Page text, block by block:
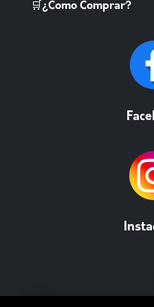
🛒¿Como Comprar?